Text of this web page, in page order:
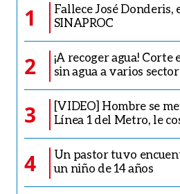
1
Fallece José
SINAPROC
2
¡A recoger agua! Corte
sin agua a varios
3
[VIDEO] Hombre se
Línea 1 del Metro, le
4
Un pastor tuvo
un niño de 14 años